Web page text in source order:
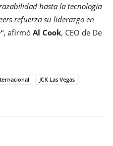
hasta la tecnología
refuerza su liderazgo en
“, afirmó Al Cook, CEO de De
JCK Las Vegas